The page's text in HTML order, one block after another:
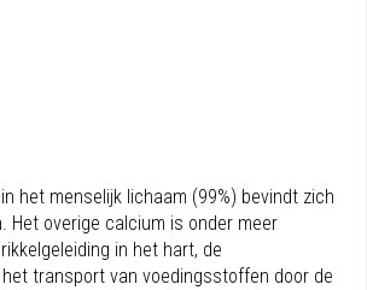
het menselijk lichaam (99%) bevindt zich
Het overige calcium is onder meer
in het hart, de
transport van voedingsstoffen door de